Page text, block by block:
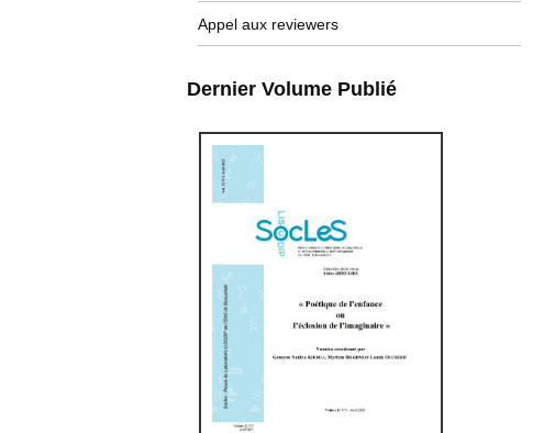
Appel aux reviewers
Dernier Volume Publié